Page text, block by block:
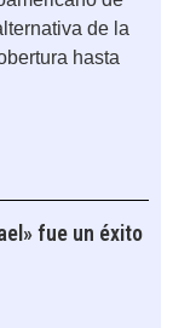
de la
hasta
fue un éxito